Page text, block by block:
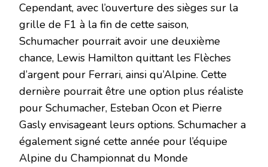
Cependant, avec l’ouverture des sièges sur la
grille de F1 à la fin de cette saison,
Schumacher pourrait avoir une deuxième
chance, Lewis Hamilton quittant les Flèches
d’argent pour Ferrari, ainsi qu’Alpine. Cette
dernière pourrait être une option plus réaliste
pour Schumacher, Esteban Ocon et Pierre
Gasly envisageant leurs options. Schumacher a
également signé cette année pour l’équipe
Alpine du Championnat du Monde